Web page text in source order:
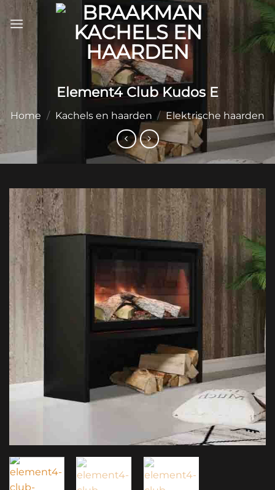
naar
Element4 Club Kudos E
Home / Kachels en haarden / Elektrische haarden